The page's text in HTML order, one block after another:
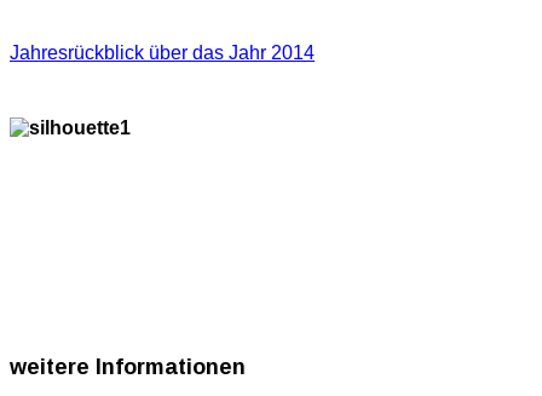
Jahresrückblick über das Jahr 2014
weitere Informationen